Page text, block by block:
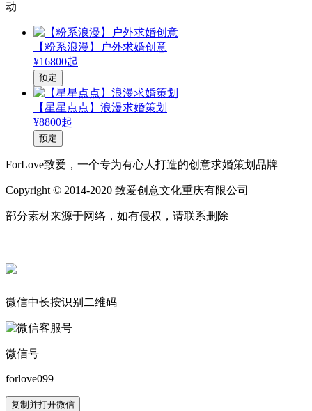
动
【粉系浪漫】户外求婚创意
¥16800起
预定
【星星点点】浪漫求婚策划
¥8800起
预定
ForLove致爱，一个专为有心人打造的创意求婚策划品牌
Copyright © 2014-2020 致爱创意文化重庆有限公司
部分素材来源于网络，如有侵权，请联系删除
微信中长按识别二维码
微信号
forlove099
复制并打开微信